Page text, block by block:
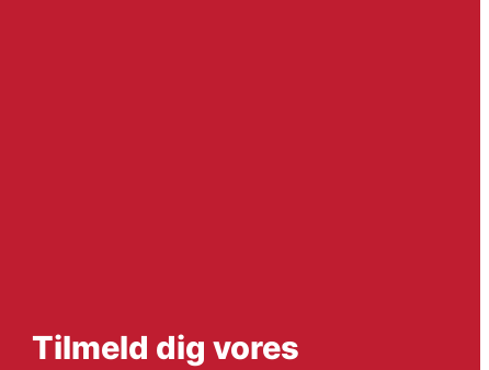
Tilmeld dig vores